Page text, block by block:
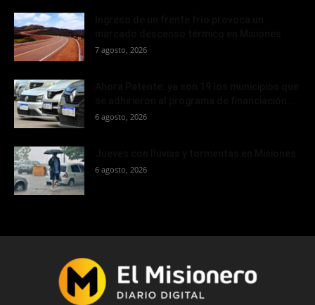
7 agosto, 2026
6 agosto, 2026
6 agosto, 2026